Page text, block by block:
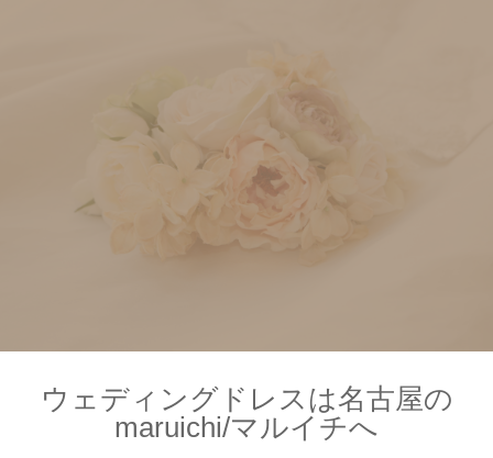
ウェディングドレスは名古屋の
maruichi/マルイチへ